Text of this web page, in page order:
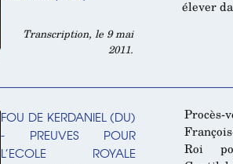
Transcription, le 9 mai
2011.
élever
FOU DE KERDANIEL (DU)
- PREUVES POUR
L’ECOLE ROYALE
Roi